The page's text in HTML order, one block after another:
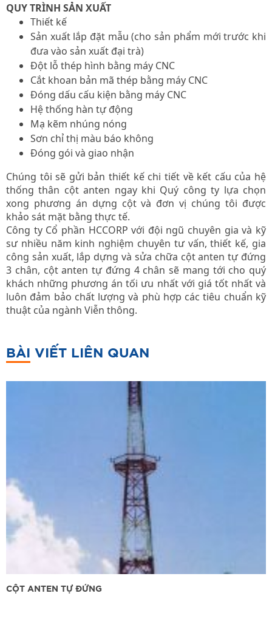
QUY TRÌNH SẢN XUẤT
Thiết kế
Sản xuất lắp đặt mẫu (cho sản phẩm mới trước khi
đưa vào sản xuất đại trà)
Đột lỗ thép hình bằng máy CNC
Cắt khoan bản mã thép bằng máy CNC
Đóng dấu cấu kiện bằng máy CNC
Hệ thống hàn tự động
Mạ kẽm nhúng nóng
Sơn chỉ thị màu báo không
Đóng gói và giao nhận
Chúng tôi sẽ gửi bản thiết kế chi tiết về kết cấu của hệ
thống thân cột anten ngay khi Quý công ty lựa chọn
xong phương án dựng cột và đơn vị chúng tôi được
khảo sát mặt bằng thực tế.
Công ty Cổ phần HCCORP với đội ngũ chuyên gia và kỹ
sư nhiều năm kinh nghiệm chuyên tư vấn, thiết kế, gia
công sản xuất, lắp dựng và sửa chữa cột anten tự đứng
3 chân, cột anten tự đứng 4 chân sẽ mang tới cho quý
khách những phương án tối ưu nhất với giá tốt nhất và
luôn đảm bảo chất lượng và phù hợp các tiêu chuẩn kỹ
thuật của ngành Viễn thông.
BÀI VIẾT LIÊN QUAN
CỘT ANTEN TỰ ĐỨNG